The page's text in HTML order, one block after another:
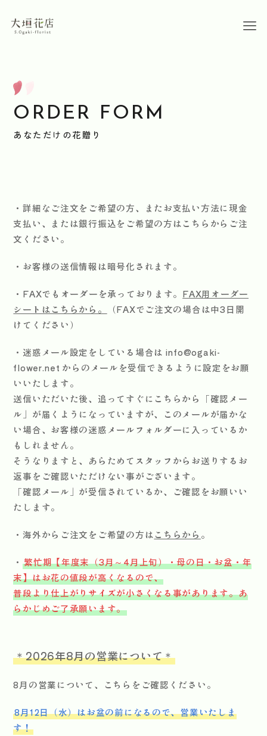
ORDER FORM
あなただけの花贈り
・詳細なご注文をご希望の方、またお支払い方法に現金
支払い、または銀行振込をご希望の方はこちらからご注
文ください。
・お客様の送信情報は暗号化されます。
・FAXでもオーダーを承っております。 FAX用オーダー
シートはこちらから。
（FAXでご注文の場合は中3日開
けてください）
・迷惑メール設定をしている場合は info@ogaki-
flower.net からのメールを受信できるように設定をお願
いいたします。
送信いただいた後、追ってすぐにこちらから「確認メー
ル」が届くようになっていますが、このメールが届かな
い場合、お客様の迷惑メールフォルダーに入っているか
もしれません。
そうなりますと、あらためてスタッフからお送りするお
返事をご確認いただけない事がございます。
「確認メール」が受信されているか、ご確認をお願いい
たします。
・海外からご注文をご希望の方はこちらから 。
・繁忙期【年度末（3月～4月上旬）・母の日・お盆・年
末】はお花の値段が高くなるので、
普段より仕上がりサイズが小さくなる事があります。あ
らかじめご了承願います。
＊2026年8月の営業について＊
8月の営業について、 こちら をご確認ください。
8月12日（水）はお盆の前になるので、営業いたしま
す！